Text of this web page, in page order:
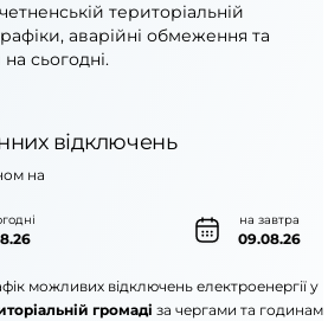
територіальній
аварійні обмеження та
сьогодні.
відключень
на завтра
09.08.26
на
можливих відключень електроенергії у
громаді за чергами та